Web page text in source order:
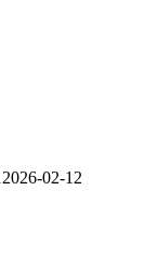
2026-02-12